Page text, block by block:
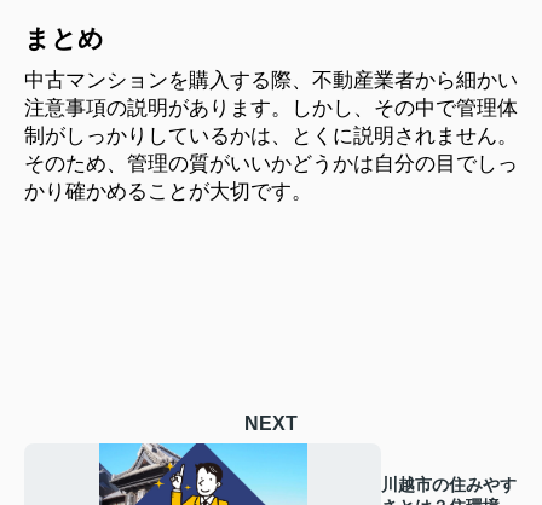
まとめ
中古マンションを購入する際、不動産業者から細かい
注意事項の説明があります。しかし、その中で管理体
制がしっかりしているかは、とくに説明されません。
そのため、管理の質がいいかどうかは自分の目でしっ
かり確かめることが大切です。
NEXT
川越市の住みやす